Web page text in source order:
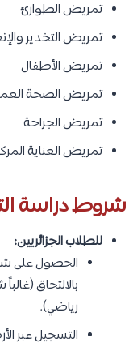
تمريض الطوارئ
تمريض التخدير
تمريض الأطفال
تمريض الصحة
تمريض الجراحة
تمريض العناية
شروط دراسة
للطلاب الجزائريين:
الحصول على
بالالتحاق
رياضي).
التسجيل عبر